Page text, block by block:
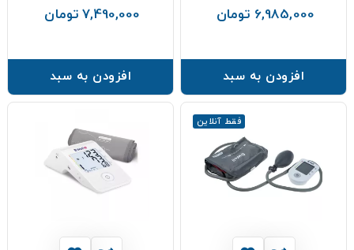
6,985,000 تومان
افزودن به سبد
7,490,000 تومان
افزودن به سبد
فقط آنلاین